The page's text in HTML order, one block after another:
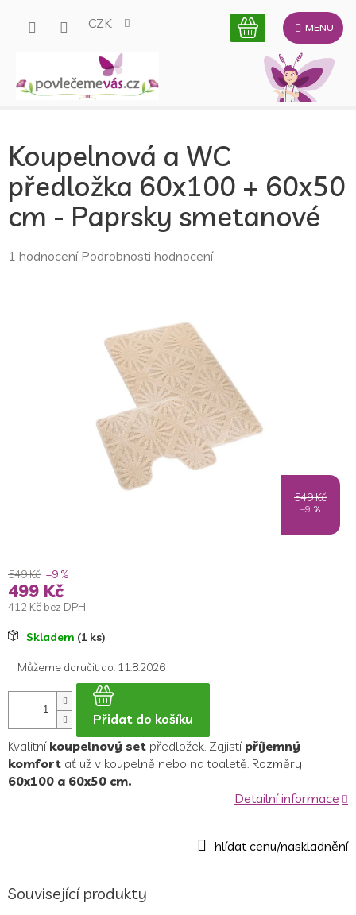
CZK
Koupelnová a WC
předložka 60x100 + 60x50
cm - Paprsky smetanové
Průměrné
1 hodnocení Podrobnosti hodnocení
549 Kč
–9 %
549 Kč –9 %
499 Kč
412 Kč bez DPH
MěrnáSkladem (1 ks)
Můžeme doručit do: 11.8.2026
Přidat do košíku
Kvalitní koupelnový set předložek. Zajistí příjemný
komfort ať už v koupelně nebo na toaletě. Rozměry
60x100 a 60x50 cm.
Detailní informace
Související produkty